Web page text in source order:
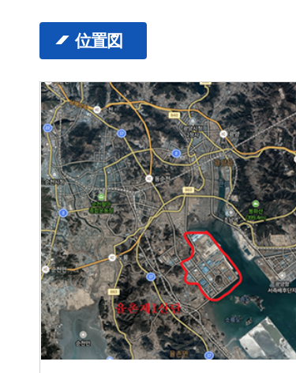
位置図